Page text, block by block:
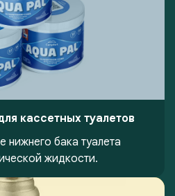
кассетных туалетов
нижнего бака туалета
жидкости.